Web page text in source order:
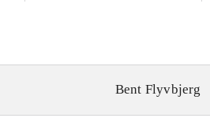
Bent Flyvbjerg